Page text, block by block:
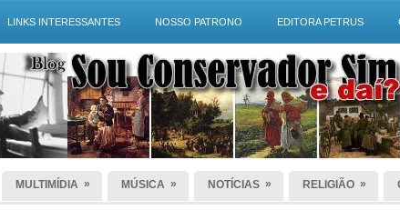
LINKS INTERESSANTES NOSSO PATRONO EDITORA PETRUS
MULTIMÍDIA » MÚSICA » NOTÍCIAS » RELIGIÃO »